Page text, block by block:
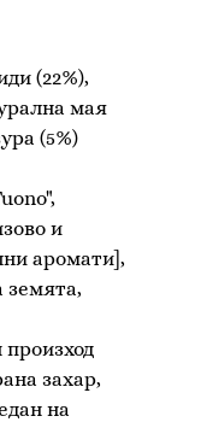
(22%),
мая
(5%)
и
аромати],
земята,
захар,
на